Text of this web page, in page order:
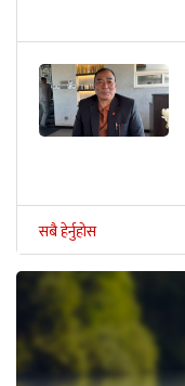
सबै हेर्नुहोस